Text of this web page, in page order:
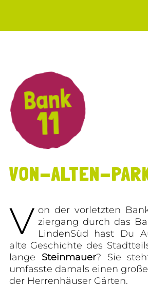
Bank
11
VON-ALTEN-
V on der vorletzten
ziergang durch das
Linden­Süd hast Du
alte Geschichte des
lange Steinmauer? Sie
umfasste damals einen
der Herrenhäuser Gärten.